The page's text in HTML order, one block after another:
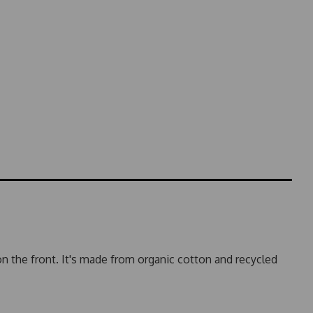
the front. It's made from organic cotton and recycled